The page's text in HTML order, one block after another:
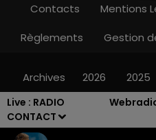
Live : RADIO
CONTACT
Contacts Mentions
Règlements
Gestion
Archives 2026 2025